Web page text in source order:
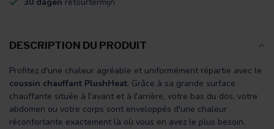
DESCRIPTION DU PRODUIT
Profitez d'une chaleur agréable et uniformément répartie avec le
coussin chauffant PlushHeat. Grâce à sa grande surface
chauffante située à l'avant et à l'arrière, votre bas du dos, votre
abdomen ou votre corps sont enveloppés d'une chaleur
réconfortante exactement là où vous en avez le plus besoin.